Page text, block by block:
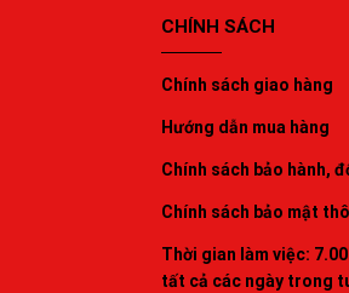
CHÍNH SÁCH
Chính sách giao hàng
Hướng dẫn mua hàng
Chính sách bảo hành,
Chính sách bảo mật
Thời gian làm việc:
tất cả các ngày trong